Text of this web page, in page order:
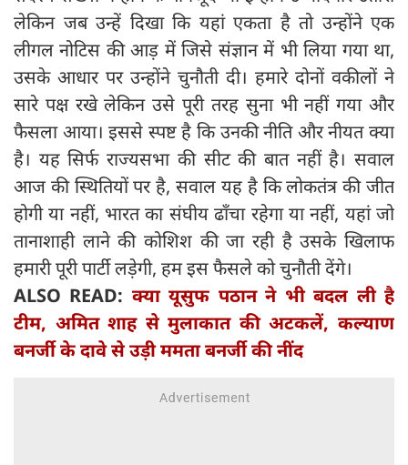
लेकिन जब उन्हें दिखा कि यहां एकता है तो उन्होंने एक
लीगल नोटिस की आड़ में जिसे संज्ञान में भी लिया गया था,
उसके आधार पर उन्होंने चुनौती दी। हमारे दोनों वकीलों ने
सारे पक्ष रखे लेकिन उसे पूरी तरह सुना भी नहीं गया और
फैसला आया। इससे स्पष्ट है कि उनकी नीति और नीयत क्या
है। यह सिर्फ राज्यसभा की सीट की बात नहीं है। सवाल
आज की स्थितियों पर है, सवाल यह है कि लोकतंत्र की जीत
होगी या नहीं, भारत का संघीय ढाँचा रहेगा या नहीं, यहां जो
तानाशाही लाने की कोशिश की जा रही है उसके खिलाफ
हमारी पूरी पार्टी लड़ेगी, हम इस फैसले को चुनौती देंगे।
ALSO READ: क्या यूसुफ पठान ने भी बदल ली है
टीम, अमित शाह से मुलाकात की अटकलें, कल्याण
बनर्जी के दावे से उड़ी ममता बनर्जी की नींद